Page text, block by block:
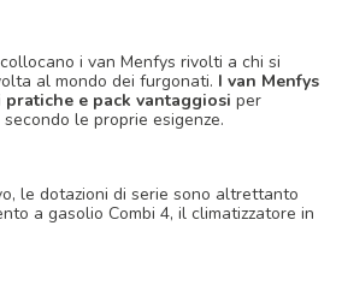
i van Menfys rivolti a chi si
al mondo dei furgonati. I van Menfys
e pack vantaggiosi per
le proprie esigenze.
le dotazioni di serie sono altrettanto
a gasolio Combi 4, il climatizzatore in